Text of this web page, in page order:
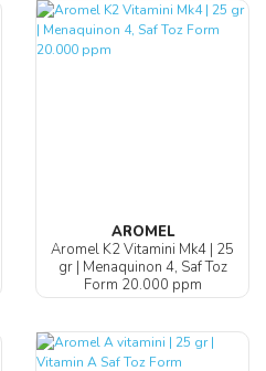
AROMEL
Aromel K2 Vitamini Mk4 | 25
gr | Menaquinon 4, Saf Toz
Form 20.000 ppm